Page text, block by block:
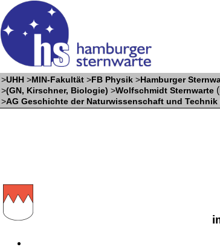
>UHH >MIN-Fakultät >FB Physik >Hamburger
>(GN, Kirschner, Biologie) >Wolfschmidt Sternwarte (
>AG Geschichte der Naturwissenschaft und Technik